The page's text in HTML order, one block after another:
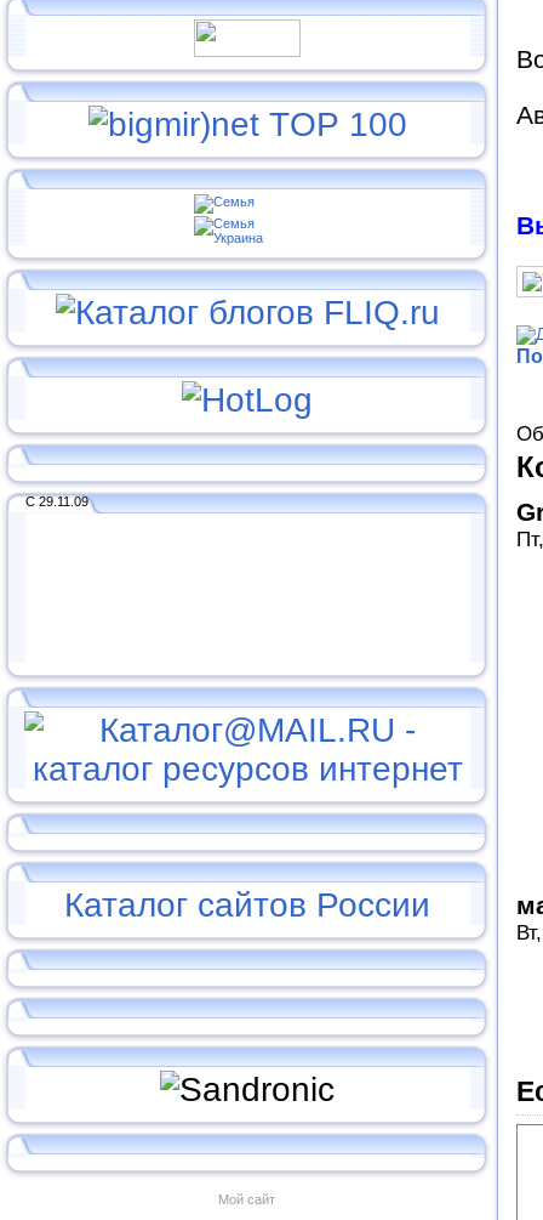
С 29.11.09
Каталог сайтов России
Мой сайт